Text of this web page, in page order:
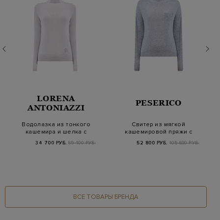
LORENA
ANTONIAZZI
Водолазка из тонкого
кашемира и шелка с
вязаной символ…
34 700 РУБ. 69 400 РУБ.
PESERICO
Свитер из мягкой
кашемировой пряжи с
цепочками Punto L…
52 800 РУБ. 105 600 РУБ.
ВСЕ ТОВАРЫ БРЕНДА